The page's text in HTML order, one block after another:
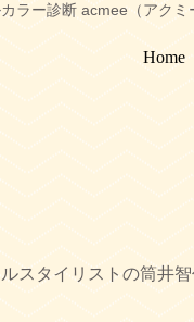
ラー診断 acmee（アクミ
Home
スタイリストの筒井智